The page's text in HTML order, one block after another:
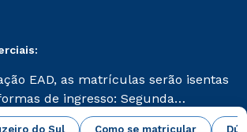
do Sul Como se matricular
EAD, as matrículas serão isentas
de ingresso: Segunda
Graduação 2.0 e Transferência.
vigentes